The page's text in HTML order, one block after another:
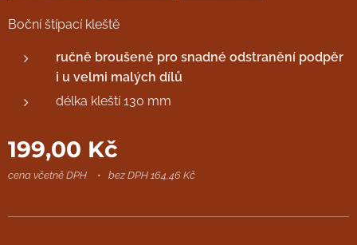
Boční štípací kleště
ručně broušené pro snadné odstranění podpěr
i u velmi malých dílů
délka kleští 130 mm
199,00 Kč
cena včetně DPH bez DPH 164,46 Kč